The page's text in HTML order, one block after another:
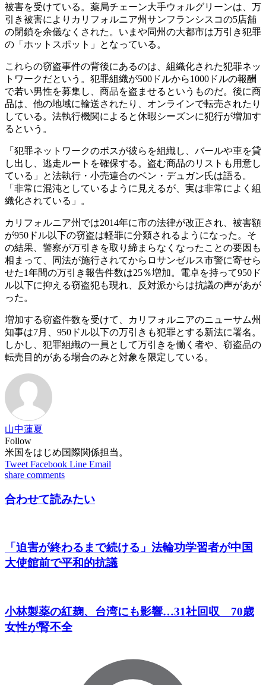
被害を受けている。薬局チェーン大手ウォルグリーンは、万
引き被害によりカリフォルニア州サンフランシスコの5店舗
の閉鎖を余儀なくされた。いまや同州の大都市は万引き犯罪
の「ホットスポット」となっている。
これらの窃盗事件の背後にあるのは、組織化された犯罪ネッ
トワークだという。犯罪組織が500ドルから1000ドルの報酬
で若い男性を募集し、商品を盗ませるというものだ。後に商
品は、他の地域に輸送されたり、オンラインで転売されたり
している。法執行機関によると休暇シーズンに犯行が増加す
るという。
「犯罪ネットワークのボスが彼らを組織し、バールや車を貸
し出し、逃走ルートを確保する。盗む商品のリストも用意し
ている」と法執行・小売連合のベン・デュガン氏は語る。
「非常に混沌としているように見えるが、実は非常によく組
織化されている」。
カリフォルニア州では2014年に市の法律が改正され、被害額
が950ドル以下の窃盗は軽罪に分類されるようになった。そ
の結果、警察が万引きを取り締まらなくなったことの要因も
相まって、同法が施行されてからロサンゼルス市警に寄せら
せた1年間の万引き報告件数は25％増加。電卓を持って950ド
ル以下に抑える窃盗犯も現れ、反対派からは抗議の声があが
った。
増加する窃盗件数を受けて、カリフォルニアのニューサム州
知事は7月、950ドル以下の万引きも犯罪とする新法に署名。
しかし、犯罪組織の一員として万引きを働く者や、窃盗品の
転売目的がある場合のみと対象を限定している。
山中蓮夏
Follow
米国をはじめ国際関係担当。
Tweet Facebook Line Email
share comments
合わせて読みたい
「迫害が終わるまで続ける」法輪功学習者が中国
大使館前で平和的抗議
小林製薬の紅麹、台湾にも影響…31社回収 70歳
女性が腎不全